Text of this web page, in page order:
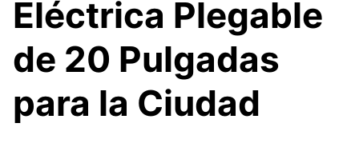
Eléctrica Plegable
de 20 Pulgadas
para la Ciudad